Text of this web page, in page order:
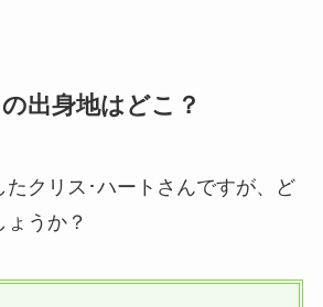
出身地はどこ？
たクリス･ハートさんですが、ど
うか？